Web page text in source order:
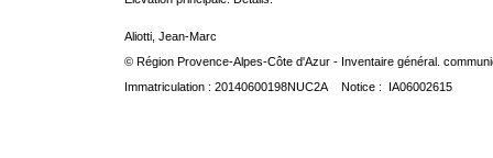
Aliotti, Jean-Marc
© Région Provence-Alpes-Côte d'Azur - Inventaire général.
Immatriculation : 20140600198NUC2A Notice : IA06002615